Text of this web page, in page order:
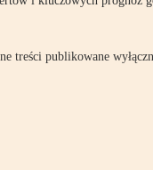
treści publikowane